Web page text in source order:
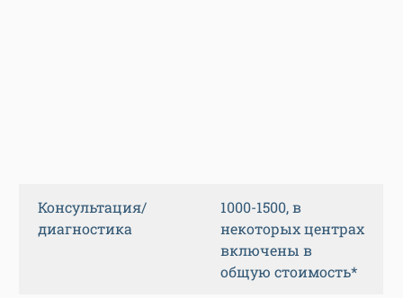
Консультация/
диагностика
1000-1500, в
некоторых центрах
включены в
общую стоимость*